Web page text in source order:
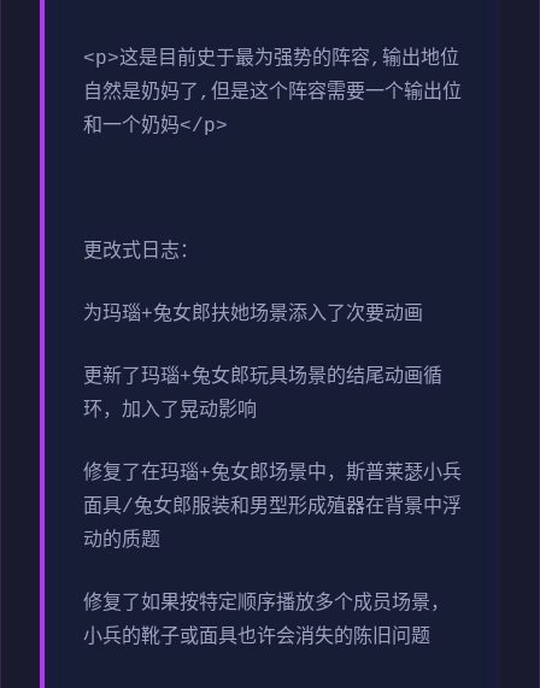
<p>这是目前史于最为强势的阵容,输出地位
自然是奶妈了,但是这个阵容需要一个输出位
和一个奶妈</p>
更改式日志：
为玛瑙+兔女郎扶她场景添入了次要动画
更新了玛瑙+兔女郎玩具场景的结尾动画循
环，加入了晃动影响
修复了在玛瑙+兔女郎场景中，斯普莱瑟小兵
面具/兔女郎服装和男型形成殖器在背景中浮
动的质题
修复了如果按特定顺序播放多个成员场景，
小兵的靴子或面具也许会消失的陈旧问题